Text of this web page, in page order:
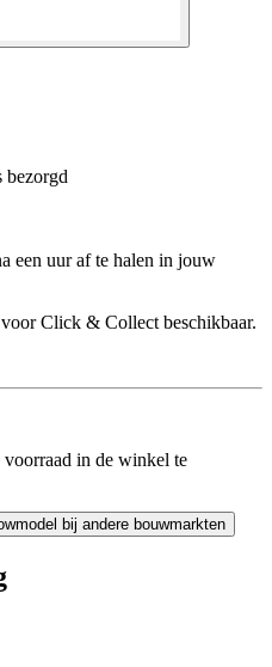
een uur af te halen in jouw
Click & Collect beschikbaar.
in de winkel te
bij andere bouwmarkten